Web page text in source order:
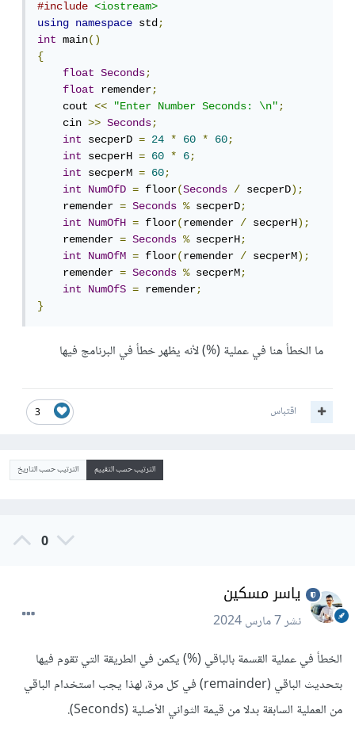
#include
<iostream>
using
namespace std;
int main()
{
float
Seconds;
float
remender;
    cout
<< "Enter Number Seconds: \n";
    cin
>> Seconds;
int
secperD = 24 * 60 * 60;
int
secperH = 60 * 6;
int
secperM = 60;
int
NumOfD = floor(Seconds / secperD);
    remender
= Seconds % secperD;
int
NumOfH = floor(remender / secperH);
    remender
= Seconds % secperH;
int
NumOfM = floor(remender / secperM);
    remender
= Seconds % secperM;
int
NumOfS = remender;
}
ما الخطأ هنا في عملية (%) لأنه يظهر خطأ في البرنامج فيها
3 اقتباس
الترتيب حسب التقييم الترتيب حسب التاريخ
0
ياسر مسكين
نشر7 مارس 2024
الخطأ في عملية القسمة بالباقي (%) يكمن في الطريقة التي تقوم فيها
بتحديث الباقي (remainder) في كل مرة، لهذا يجب استخدام الباقي
من العملية السابقة بدلا من قيمة الثواني الأصلية (Seconds).